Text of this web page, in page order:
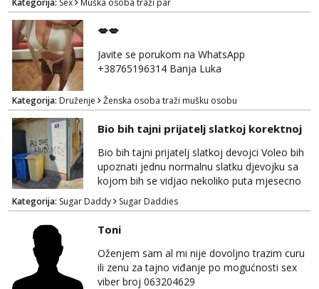
Prednost Banjaluka Telegram @Dekster98
Kategorija: Sex Muška osoba traži par
💋💋
Javite se porukom na WhatsApp
+38765196314 Banja Luka
Kategorija: Druženje Ženska osoba traži mušku osobu
Bio bih tajni prijatelj slatkoj korektnoj
Bio bih tajni prijatelj slatkoj devojci Voleo bih
upoznati jednu normalnu slatku djevojku sa
kojom bih se vidjao nekoliko puta mjesecno
uz diskreciju! Bio bih podrska bio bih prijatelj i
oslonaci vjetar u ledja kadgod treba nagrada
se podrazumijeva 🥰
Kategorija: Sugar Daddy Sugar Daddies
Toni
Oženjem sam al mi nije dovoljno trazim curu
ili zenu za tajno viđanje po mogućnosti sex
viber broj 063204629